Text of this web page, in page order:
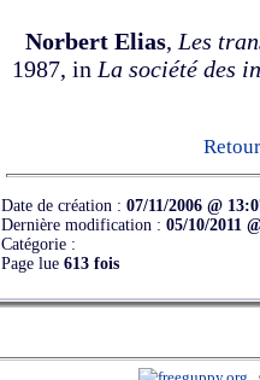
Norbert Elias, Les
1987, in La société des
Date de création : 07/11/2006 @
Dernière modification : 05/10/2011
Catégorie :
Page lue 613 fois